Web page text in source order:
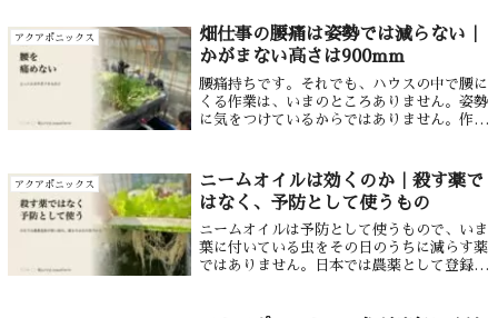
アクアポニックス
畑仕事の腰痛は姿勢では減らない｜
かがまない高さは900mm
腰痛持ちです。それでも、ハウスの中で腰に
くる作業は、いまのところありません。姿勢
に気をつけているからではありません。作業
を載せている。天板までは900mm。下...
アクアポニックス
ニームオイルは効くのか｜殺す薬で
はなく、予防として使うもの
ニームオイルは予防として使うもので、いま
葉に付いている虫をその日のうちに減らす薬
ではありません。日本では農薬として登録さ